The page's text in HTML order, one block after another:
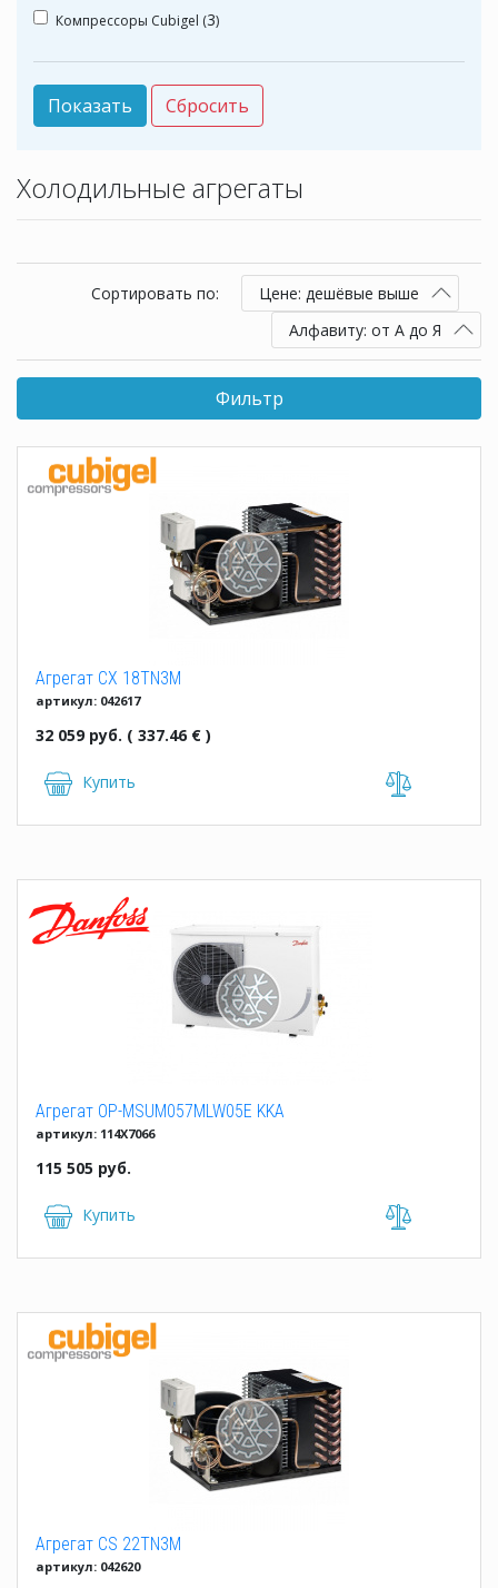
Компрессоры Сubigel (3)
Холодильные агрегаты
Сортировать по:
Цене: дешёвые выше
Алфавиту: от А до Я
Фильтр
Агрегат CX 18TN3M
артикул: 042617
32 059 руб. ( 337.46 € )
Купить
Агрегат OP-MSUM057MLW05E KKA
артикул: 114X7066
115 505 руб.
Купить
Агрегат CS 22TN3M
артикул: 042620